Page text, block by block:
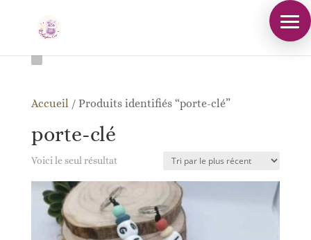
Accueil / Produits identifiés “porte-clé”
porte-clé
Voici le seul résultat